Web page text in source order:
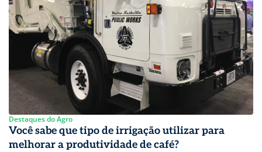
Destaques do Agro
Você sabe que tipo de irrigação utilizar para
melhorar a produtividade de café?